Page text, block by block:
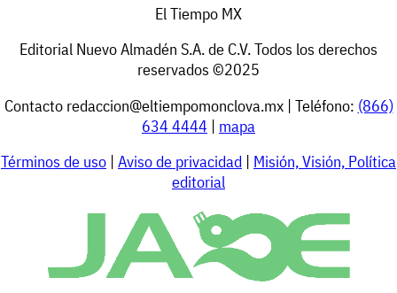
El Tiempo MX
Editorial Nuevo Almadén S.A. de C.V. Todos los derechos
reservados ©2025
Contacto redaccion@eltiempomonclova.mx| Teléfono: (866)
634 4444 | mapa
Términos de uso | Aviso de privacidad | Misión, Visión, Política
editorial